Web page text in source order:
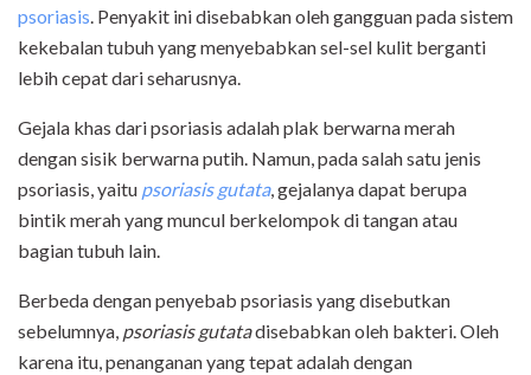
psoriasis. Penyakit ini disebabkan oleh gangguan pada sistem
kekebalan tubuh yang menyebabkan sel-sel kulit berganti
lebih cepat dari seharusnya.
Gejala khas dari psoriasis adalah plak berwarna merah
dengan sisik berwarna putih. Namun, pada salah satu jenis
psoriasis, yaitu psoriasis gutata, gejalanya dapat berupa
bintik merah yang muncul berkelompok di tangan atau
bagian tubuh lain.
Berbeda dengan penyebab psoriasis yang disebutkan
sebelumnya, psoriasis gutatadisebabkan oleh bakteri. Oleh
karena itu, penanganan yang tepat adalah dengan